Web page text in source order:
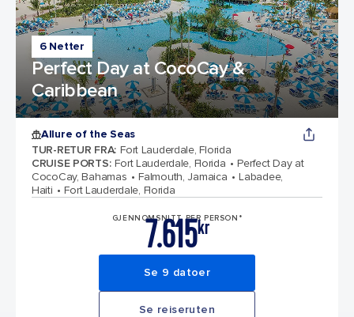
6 Netter
Perfect Day at CocoCay &
Caribbean
Allure of the Seas
TUR-RETUR FRA: Fort Lauderdale, Florida
CRUISE PORTS: Fort Lauderdale, Florida
Perfect Day at
CocoCay, Bahamas
Falmouth, Jamaica
Labadee,
Haiti
Fort Lauderdale, Florida
GJENNOMSNITT PER PERSON*
kr
7.615
Se 9 datoer
Se reiseruten